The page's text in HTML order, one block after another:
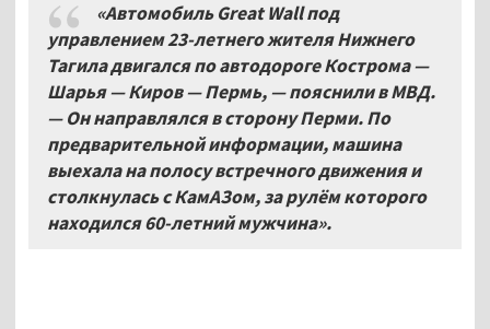
«Автомобиль Great Wall под
управлением 23-летнего жителя Нижнего
Тагила двигался по автодороге Кострома —
Шарья — Киров — Пермь, — пояснили в МВД.
— Он направлялся в сторону Перми. По
предварительной информации, машина
выехала на полосу встречного движения и
столкнулась с КамАЗом, за рулём которого
находился 60-летний мужчина».